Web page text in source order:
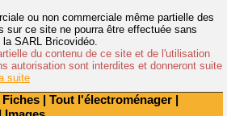
Fiches | Tout l'électroménager |
ou non commerciale même partielle des
sur ce site ne pourra être effectuée sans
SARL Bricovidéo.
du contenu de ce site et de l'utilisation
autorisation sont interdites et donneront suite
suite